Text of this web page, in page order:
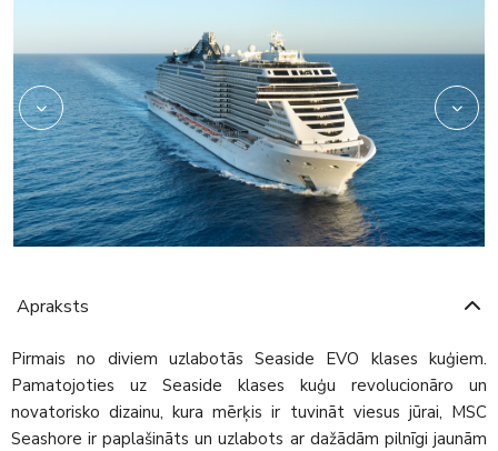
Apraksts
Pirmais no diviem uzlabotās Seaside EVO klases kuģiem.
Pamatojoties uz Seaside klases kuģu revolucionāro un
novatorisko dizainu, kura mērķis ir tuvināt viesus jūrai, MSC
Seashore ir paplašināts un uzlabots ar dažādām pilnīgi jaunām